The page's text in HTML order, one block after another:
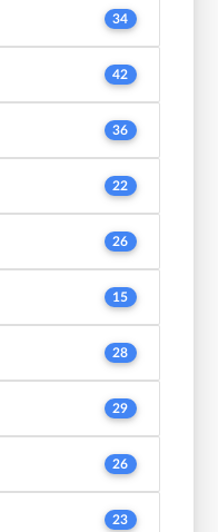
34
42
36
22
26
15
28
29
26
23